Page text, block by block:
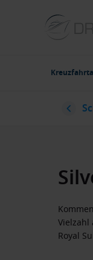
Vielzahl
Royal